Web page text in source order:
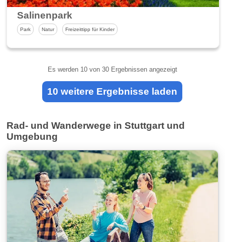
Salinenpark
Park Natur Freizeittipp für Kinder
Es werden 10von 30 Ergebnissen angezeigt
10 weitere Ergebnisse laden
Rad- und Wanderwege in Stuttgart und
Umgebung